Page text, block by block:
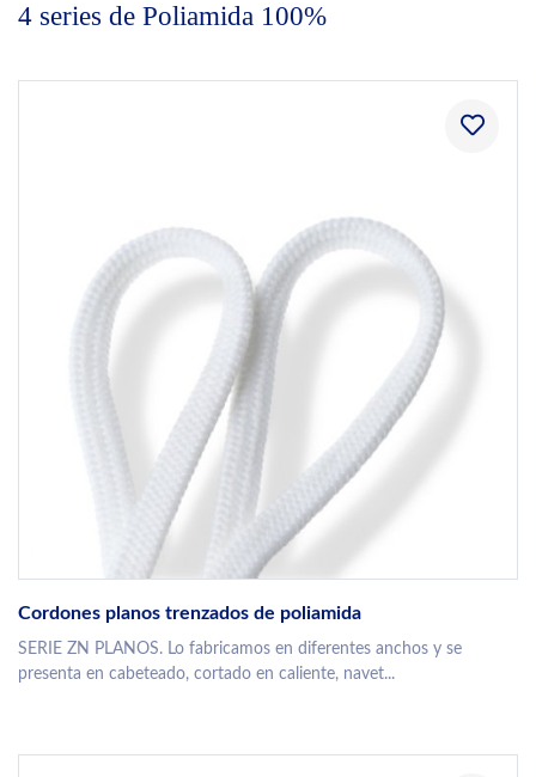
4 series de Poliamida 100%
Cordones planos trenzados de poliamida
SERIE ZN PLANOS. Lo fabricamos en diferentes anchos y se
presenta en cabeteado, cortado en caliente, navet...